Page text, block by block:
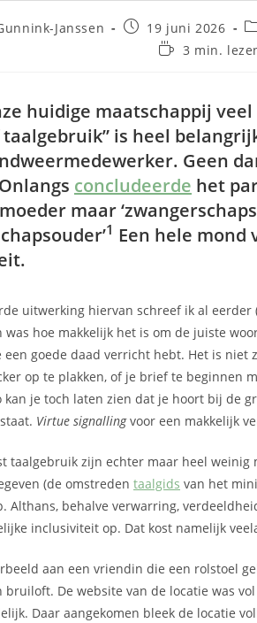
Janssen 19 juni 2026
3 min.
huidige maatschappij
is heel
Geen
concludeerde het
maar
1 Een hele mond
uitwerking hiervan schreef ik al eerder
was hoe makkelijk het is om de juiste
goede daad verricht hebt. Het is niet
op te plakken, of je brief te beginnen
kan je toch laten zien dat je hoort bij de
Virtue signallingvoor een makkelijk
taalgebruik zijn echter maar heel weinig
(de omstreden taalgids van het
Althans, behalve verwarring,
inclusiviteit op. Dat kost namelijk
aan een vriendin die een rolstoel
bruiloft. De website van de locatie was
Daar aangekomen bleek de locatie